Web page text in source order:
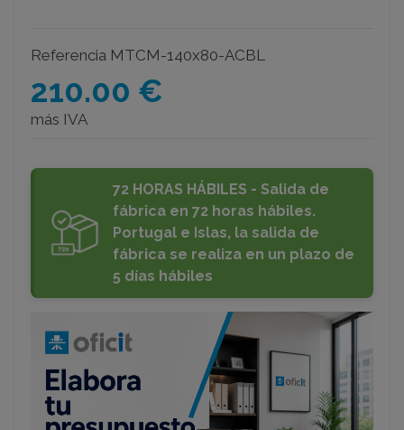
Referencia MTCM-140x80-ACBL
210.00 €
más IVA
72 HORAS HÁBILES - Salida de
fábrica en 72 horas hábiles.
Portugal e Islas, la salida de
fábrica se realiza en un plazo de
5 días hábiles